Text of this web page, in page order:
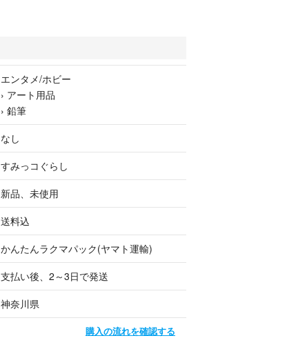
エンタメ/ホビー
› アート用品
› 鉛筆
なし
すみっコぐらし
新品、未使用
送料込
かんたんラクマパック(ヤマト運輸)
支払い後、2～3日で発送
神奈川県
購入の流れを確認する